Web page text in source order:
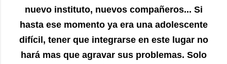
nuevo instituto, nuevos compañeros... Si
hasta ese momento ya era una adolescente
difícil, tener que integrarse en este lugar no
hará mas que agravar sus problemas. Solo